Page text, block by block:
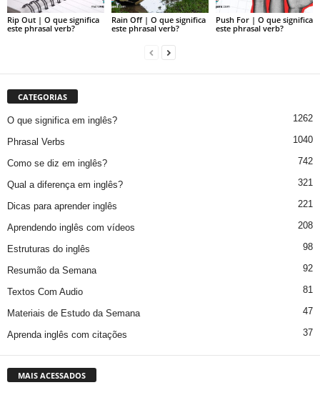
Rip Out | O que significa
este phrasal verb?
Rain Off | O que significa
este phrasal verb?
Push For | O que significa
este phrasal verb?
CATEGORIAS
O que significa em inglês? 1262
Phrasal Verbs 1040
Como se diz em inglês? 742
Qual a diferença em inglês? 321
Dicas para aprender inglês 221
Aprendendo inglês com vídeos 208
Estruturas do inglês 98
Resumão da Semana 92
Textos Com Audio 81
Materiais de Estudo da Semana 47
Aprenda inglês com citações 37
MAIS ACESSADOS